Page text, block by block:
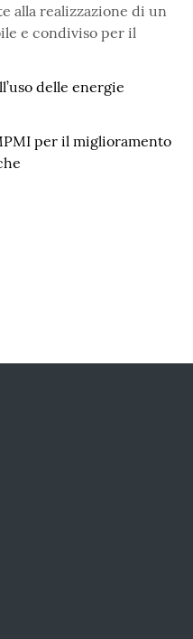
alla realizzazione di un
e condiviso per il
delle energie
per il miglioramento